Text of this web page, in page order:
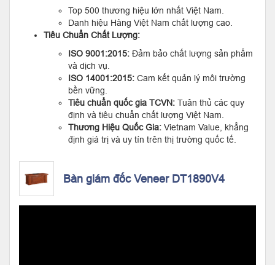
Top 500 thương hiệu lớn nhất Việt Nam.
Danh hiệu Hàng Việt Nam chất lượng cao.
Tiêu Chuẩn Chất Lượng:
ISO 9001:2015: Đảm bảo chất lượng sản phẩm
và dịch vụ.
ISO 14001:2015: Cam kết quản lý môi trường
bền vững.
Tiêu chuẩn quốc gia TCVN: Tuân thủ các quy
định và tiêu chuẩn chất lượng Việt Nam.
Thương Hiệu Quốc Gia: Vietnam Value, khẳng
định giá trị và uy tín trên thị trường quốc tế.
Bàn giám đốc Veneer DT1890V4